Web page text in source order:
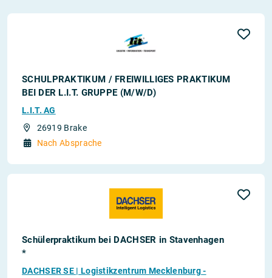
SCHULPRAKTIKUM / FREIWILLIGES PRAKTIKUM
BEI DER L.I.T. GRUPPE (M/W/D)
L.I.T. AG
26919 Brake
Nach Absprache
Schülerpraktikum bei DACHSER in Stavenhagen
*
DACHSER SE | Logistikzentrum Mecklenburg -